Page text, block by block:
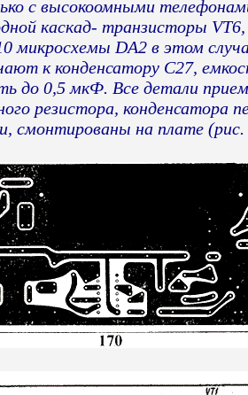
с высокоомными
каскад- транзисторы
микросхемы DA2 в этом
к конденсатору С27,
до 0,5 мкФ. Все детали
резистора, конденсатора
смонтированы на плате